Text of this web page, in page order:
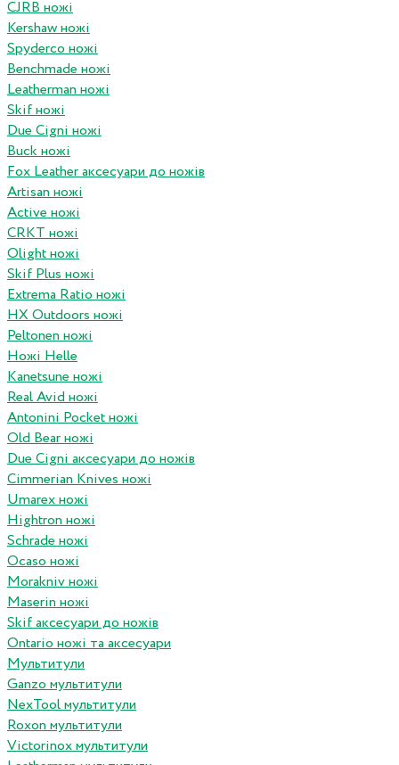
CJRB ножі
Kershaw ножі
Spyderco ножі
Benchmade ножі
Leatherman ножі
Skif ножі
Due Cigni ножі
Buck ножі
Fox Leather аксесуари до ножів
Artisan ножі
Active ножі
CRKT ножі
Olight ножі
Skif Plus ножі
Extrema Ratio ножі
HX Outdoors ножі
Peltonen ножі
Ножі Helle
Kanetsune ножі
Real Avid ножі
Antonini Pocket ножі
Old Bear ножі
Due Cigni аксесуари до ножів
Cimmerian Knives ножі
Umarex ножі
Hightron ножі
Schrade ножі
Ocaso ножі
Morakniv ножі
Maserin ножі
Skif аксесуари до ножів
Ontario ножі та аксесуари
Мультитули
Ganzo мультитули
NexTool мультитули
Roxon мультитули
Victorinox мультитули